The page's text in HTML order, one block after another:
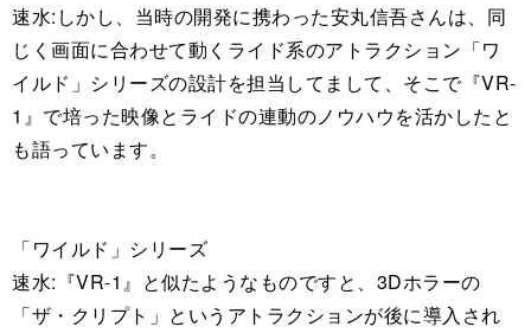
速水:しかし、当時の開発に携わった安丸信吾さんは、同
じく画面に合わせて動くライド系のアトラクション「ワ
イルド」シリーズの設計を担当してまして、そこで『VR-
1』で培った映像とライドの連動のノウハウを活かしたと
も語っています。
「ワイルド」シリーズ
速水:『VR-1』と似たようなものですと、3Dホラーの
「ザ・クリプト」というアトラクションが後に導入され